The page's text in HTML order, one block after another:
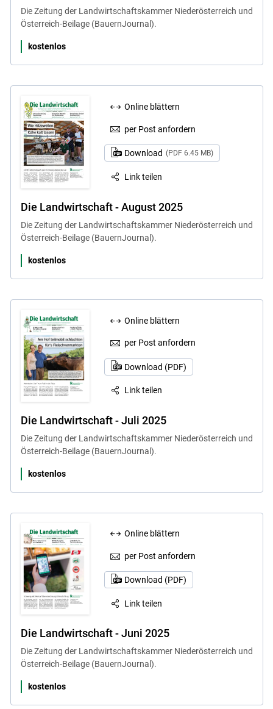
Die Zeitung der Landwirtschaftskammer Niederösterreich und
Österreich-Beilage (BauernJournal).
kostenlos
Online blättern
per Post anfordern
Download (PDF 6.45 MB)
Link teilen
Die Landwirtschaft - August 2025
Die Zeitung der Landwirtschaftskammer Niederösterreich und
Österreich-Beilage (BauernJournal).
kostenlos
Online blättern
per Post anfordern
Download (PDF)
Link teilen
Die Landwirtschaft - Juli 2025
Die Zeitung der Landwirtschaftskammer Niederösterreich und
Österreich-Beilage (BauernJournal).
kostenlos
Online blättern
per Post anfordern
Download (PDF)
Link teilen
Die Landwirtschaft - Juni 2025
Die Zeitung der Landwirtschaftskammer Niederösterreich und
Österreich-Beilage (BauernJournal).
kostenlos